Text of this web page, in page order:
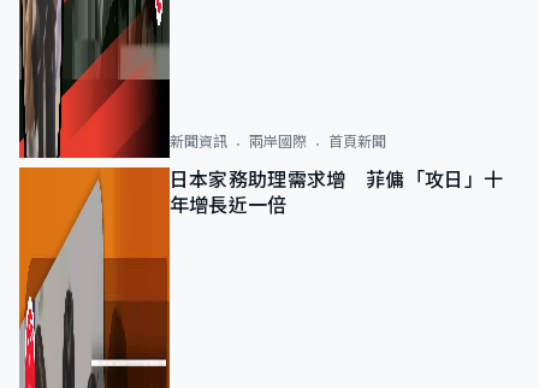
新聞資訊 兩岸國際 首頁新聞
日本家務助理需求增 菲傭「攻日」十
年增長近一倍